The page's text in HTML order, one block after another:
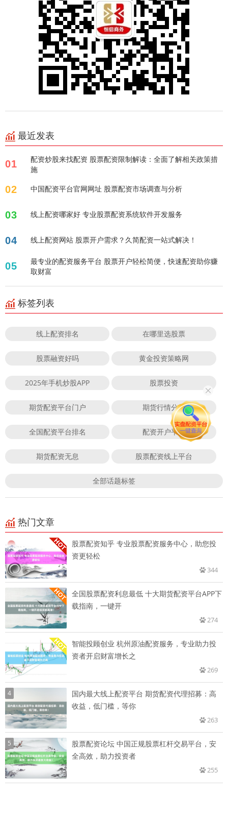
最近发表
01
配资炒股来找配资 股票配资限制解读：全面了解相关政策措
施
02 中国配资平台官网网址 股票配资市场调查与分析
03 线上配资哪家好 专业股票配资系统软件开发服务
04 线上配资网站 股票开户需求？久简配资一站式解决！
05
最专业的配资服务平台 股票开户轻松简便，快速配资助你赚
取财富
标签列表
线上配资排名 在哪里选股票
股票融资好吗 黄金投资策略网
2025年手机炒股APP 股票投资
期货配资平台门户 期货行情分析
全国配资平台排名 配资开户平台
期货配资无息 股票配资线上平台
全部话题标签
热门文章
股票配资知乎 专业股票配资服务中心，助您投
资更轻松
344
全国股票配资利息最低 十大期货配资平台APP下
载指南，一键开
274
智能投顾创业 杭州原油配资服务，专业助力投
资者开启财富增长之
269
4
国内最大线上配资平台 期货配资代理招募：高
收益，低门槛，等你
263
5
股票配资论坛 中国正规股票杠杆交易平台，安
全高效，助力投资者
255